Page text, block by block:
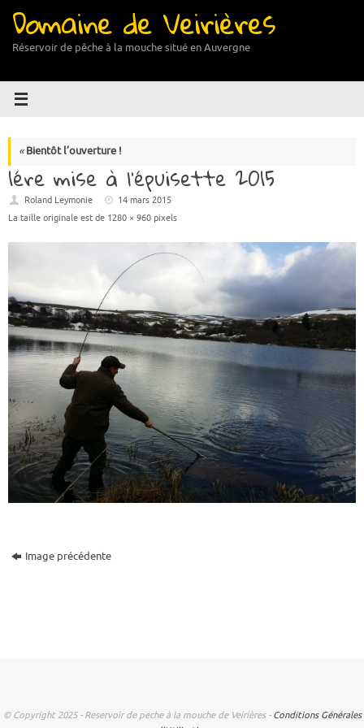
contenu
Domaine de Veirières
Réservoir de pêche à la mouche situé en Auvergne
«Bientôt l’ouverture !
1ére mise à l’épuisette 2015
Roland Leymonie
14 mars 2015
La taille originale est de 1280 × 960 pixels
Image précédente
© Copyright 2025 - Reservoir de peche à la mouche de Veirières - Conditions Générales